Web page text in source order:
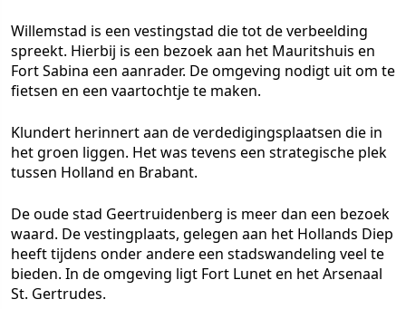
Willemstad is een vestingstad die tot de verbeelding
spreekt. Hierbij is een bezoek aan het Mauritshuis en
Fort Sabina een aanrader. De omgeving nodigt uit om te
fietsen en een vaartochtje te maken.
Klundert herinnert aan de verdedigingsplaatsen die in
het groen liggen. Het was tevens een strategische plek
tussen Holland en Brabant.
De oude stad Geertruidenberg is meer dan een bezoek
waard. De vestingplaats, gelegen aan het Hollands Diep
heeft tijdens onder andere een stadswandeling veel te
bieden. In de omgeving ligt Fort Lunet en het Arsenaal
St. Gertrudes.